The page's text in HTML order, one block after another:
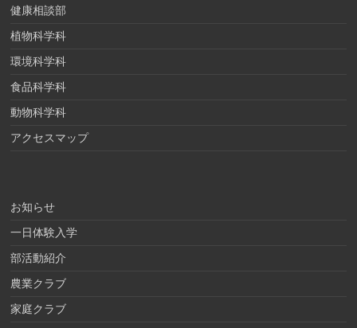
健康相談部
植物科学科
環境科学科
食品科学科
動物科学科
アクセスマップ
お知らせ
一日体験入学
部活動紹介
農業クラブ
家庭クラブ